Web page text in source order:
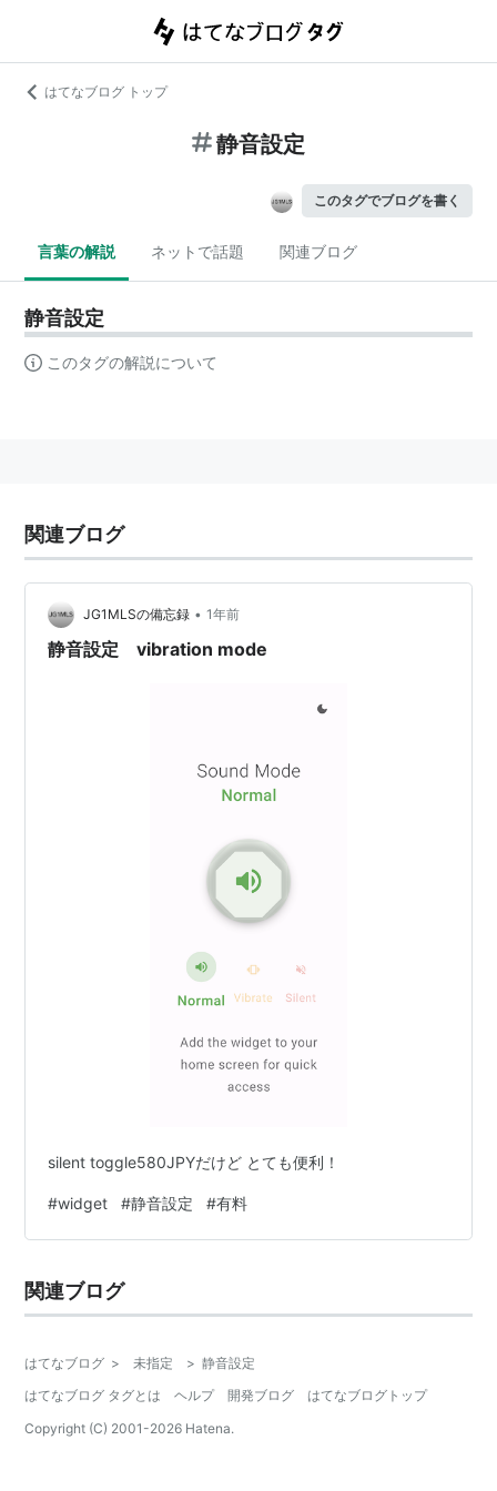
はてなブログ トップ
静音設定
このタグでブログを書く
言葉の解説 ネットで話題 関連ブログ
静音設定
このタグの解説について
関連ブログ
JG1MLSの備忘録 • 1年前
静音設定 vibration mode
silent toggle580JPYだけど とても便利！
#widget #静音設定 #有料
関連ブログ
はてなブログ > 未指定 > 静音設定
はてなブログ タグとは
ヘルプ 開発ブログ
はてなブログトップ
Copyright (C) 2001-2026 Hatena.